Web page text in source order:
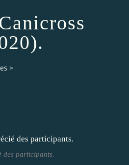
>
des participants.